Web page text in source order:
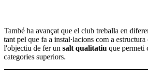
També ha avançat que el club treballa en
tant pel que fa a instal·lacions com a
l'objectiu de fer un salt qualitatiu que permeti
categories superiors.